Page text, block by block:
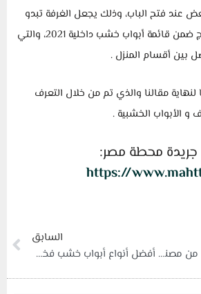
عند فتح الباب، وذلك يجعل الغرفة تبدو
أكبر، وهذه الأبواب تندرج ضمن قائمة أبواب خشب داخلية 2021، والتي
بين أقسام المنزل .
مقالنا والذي تم من خلال التعرف
و الأبواب الخشبية .
جريدة محطة مصر:
https://
أفضل ابواب داخلية من مصنع Sery Doors
السابق
أفضل أنواع أبواب خشب فخمة للشقق